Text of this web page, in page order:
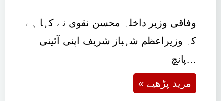
وفاقی وزیر داخلہ محسن نقوی نے کہا ہے
کہ وزیراعظم شہباز شریف اپنی آئینی
پانچ…
« مزید پڑھیے